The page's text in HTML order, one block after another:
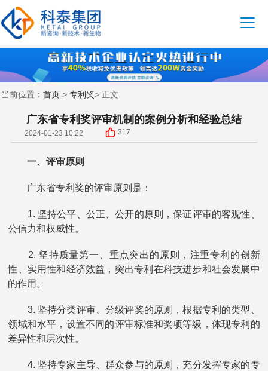
当前位置： 首页 > 专利奖> 正文
广东省专利奖评审机制的案例分析和经验总结
2024-01-23 10:22 317
一、评审原则
广东省专利奖的评审原则是：
1. 坚持公平、公正、公开的原则，保证评审的客观性、
公信力和权威性。
2. 坚持质量第一、重点突出的原则，注重专利的创新
性、实用性和经济效益，突出专利在科技进步和社会发展中
的作用。
3. 坚持分类评审、分级评奖的原则，根据专利的类型、
领域和水平，设置不同的评审标准和奖项等级，体现专利的
差异性和层次性。
4. 坚持专家主导、群众参与的原则，充分发挥专家的专